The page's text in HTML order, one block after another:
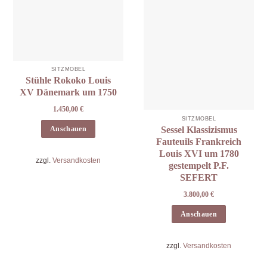
SITZMÖBEL
Stühle Rokoko Louis
XV Dänemark um 1750
1.450,00 €
Anschauen
zzgl. Versandkosten
SITZMÖBEL
Sessel Klassizismus
Fauteuils Frankreich
Louis XVI um 1780
gestempelt P.F.
SEFERT
3.800,00 €
Anschauen
zzgl. Versandkosten